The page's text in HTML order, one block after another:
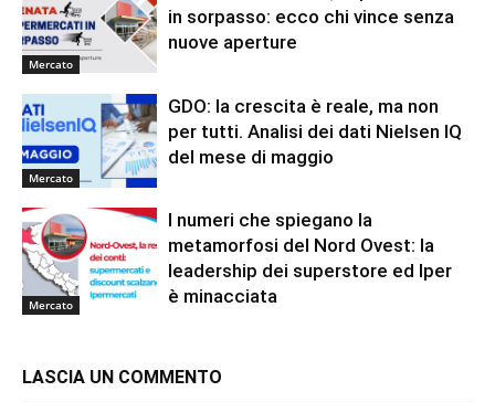
Mercato
in sorpasso: ecco chi vince senza
nuove aperture
Mercato
GDO: la crescita è reale, ma non
per tutti. Analisi dei dati Nielsen IQ
del mese di maggio
Mercato
I numeri che spiegano la
metamorfosi del Nord Ovest: la
leadership dei superstore ed Iper
è minacciata
LASCIA UN COMMENTO